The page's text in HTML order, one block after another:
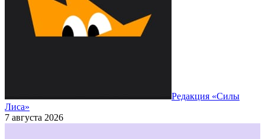
Редакция «Силы
Лиса»
7 августа 2026